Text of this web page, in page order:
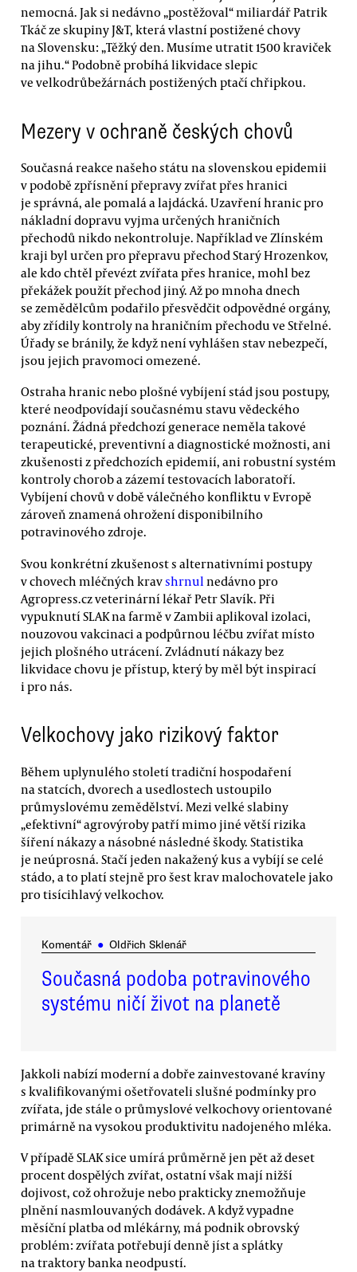
nemocná. Jak si nedávno „postěžoval“ miliardář Patrik
Tkáč ze skupiny J&T, která vlastní postižené chovy
na Slovensku: „Těžký den. Musíme utratit 1500 kraviček
na jihu.“ Podobně probíhá likvidace slepic
ve velkodrůbežárnách postižených ptačí chřipkou.
Mezery v ochraně českých chovů
Současná reakce našeho státu na slovenskou epidemii
v podobě zpřísnění přepravy zvířat přes hranici
je správná, ale pomalá a lajdácká. Uzavření hranic pro
nákladní dopravu vyjma určených hraničních
přechodů nikdo nekontroluje. Například ve Zlínském
kraji byl určen pro přepravu přechod Starý Hrozenkov,
ale kdo chtěl převézt zvířata přes hranice, mohl bez
překážek použít přechod jiný. Až po mnoha dnech
se zemědělcům podařilo přesvědčit odpovědné orgány,
aby zřídily kontroly na hraničním přechodu ve Střelné.
Úřady se bránily, že když není vyhlášen stav nebezpečí,
jsou jejich pravomoci omezené.
Ostraha hranic nebo plošné vybíjení stád jsou postupy,
které neodpovídají současnému stavu vědeckého
poznání. Žádná předchozí generace neměla takové
terapeutické, preventivní a diagnostické možnosti, ani
zkušenosti z předchozích epidemií, ani robustní systém
kontroly chorob a zázemí testovacích laboratoří.
Vybíjení chovů v době válečného konfliktu v Evropě
zároveň znamená ohrožení disponibilního
potravinového zdroje.
Svou konkrétní zkušenost s alternativními postupy
v chovech mléčných kravshrnul nedávno pro
Agropress.cz veterinární lékař Petr Slavík. Při
vypuknutí SLAK na farmě v Zambii aplikoval izolaci,
nouzovou vakcinaci a podpůrnou léčbu zvířat místo
jejich plošného utrácení. Zvládnutí nákazy bez
likvidace chovu je přístup, který by měl být inspirací
i pro nás.
Velkochovy jako rizikový faktor
Během uplynulého století tradiční hospodaření
na statcích, dvorech a usedlostech ustoupilo
průmyslovému zemědělství. Mezi velké slabiny
„efektivní“ agrovýroby patří mimo jiné větší rizika
šíření nákazy a násobné následné škody. Statistika
je neúprosná. Stačí jeden nakažený kus a vybíjí se celé
stádo, a to platí stejně pro šest krav malochovatele jako
pro tisícihlavý velkochov.
Komentář ● Oldřich Sklenář
Současná podoba potravinového
systému ničí život na planetě
Jakkoli nabízí moderní a dobře zainvestované kravíny
s kvalifikovanými ošetřovateli slušné podmínky pro
zvířata, jde stále o průmyslové velkochovy orientované
primárně na vysokou produktivitu nadojeného mléka.
V případě SLAK sice umírá průměrně jen pět až deset
procent dospělých zvířat, ostatní však mají nižší
dojivost, což ohrožuje nebo prakticky znemožňuje
plnění nasmlouvaných dodávek. A když vypadne
měsíční platba od mlékárny, má podnik obrovský
problém: zvířata potřebují denně jíst a splátky
na traktory banka neodpustí.